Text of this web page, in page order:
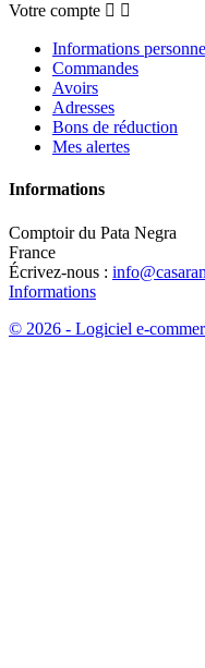
Votre compte  
Informations
Commandes
Avoirs
Adresses
Bons de réduction
Mes alertes
Informations
Comptoir du Pata Negra
France
Écrivez-nous :
Informations
© 2026 - Logiciel e-